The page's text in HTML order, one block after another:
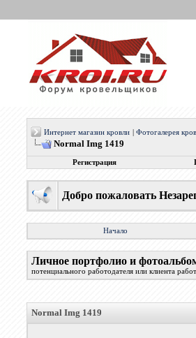
Интернет магазин кровли |Фотогалерея
Normal Img 1419
Регистрация
Добро пожаловать
Начало
Личное портфолио и
потенциального работодателя или клиента
Normal Img 1419